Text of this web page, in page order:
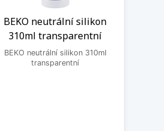
BEKO neutrální silikon
310ml transparentní
BEKO neutrální silikon 310ml
transparentní